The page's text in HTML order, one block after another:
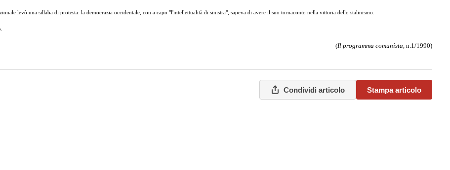
levò una sillaba di protesta: la democrazia occidentale, con a capo "l'intellettualità di sinistra", sapeva di avere il suo tornaconto nella vittoria dello stalinismo.
(Il programma comunista, n.1/1990)
Condividi articolo Stampa articolo